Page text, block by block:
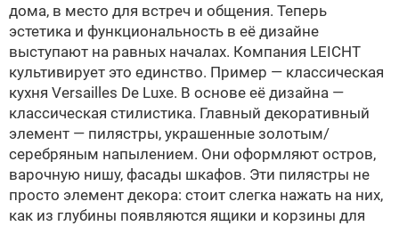
дома, в место для встреч и общения. Теперь
эстетика и функциональность в её дизайне
выступают на равных началах. Компания LEICHT
культивирует это единство. Пример — классическая
кухня Versailles De Luxe. В основе её дизайна —
классическая стилистика. Главный декоративный
элемент — пилястры, украшенные золотым/
серебряным напылением. Они оформляют остров,
варочную нишу, фасады шкафов. Эти пилястры не
просто элемент декора: стоит слегка нажать на них,
как из глубины появляются ящики и корзины для